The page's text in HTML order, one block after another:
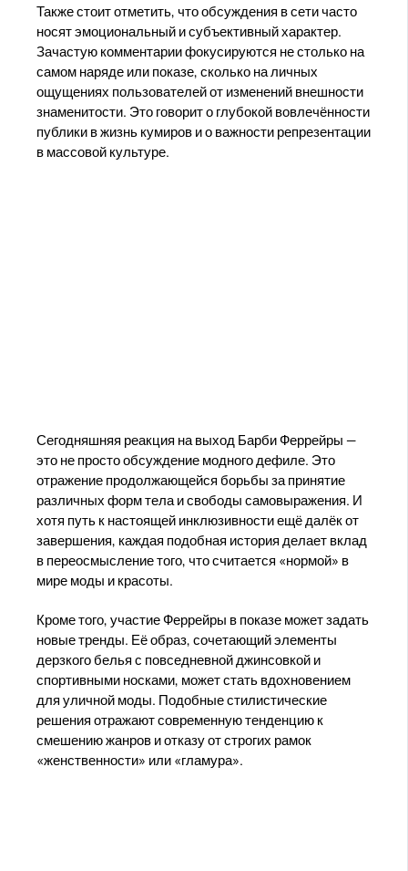
Также стоит отметить, что обсуждения в сети часто
носят эмоциональный и субъективный характер.
Зачастую комментарии фокусируются не столько на
самом наряде или показе, сколько на личных
ощущениях пользователей от изменений внешности
знаменитости. Это говорит о глубокой вовлечённости
публики в жизнь кумиров и о важности репрезентации
в массовой культуре.
Сегодняшняя реакция на выход Барби Феррейры —
это не просто обсуждение модного дефиле. Это
отражение продолжающейся борьбы за принятие
различных форм тела и свободы самовыражения. И
хотя путь к настоящей инклюзивности ещё далёк от
завершения, каждая подобная история делает вклад
в переосмысление того, что считается «нормой» в
мире моды и красоты.
Кроме того, участие Феррейры в показе может задать
новые тренды. Её образ, сочетающий элементы
дерзкого белья с повседневной джинсовкой и
спортивными носками, может стать вдохновением
для уличной моды. Подобные стилистические
решения отражают современную тенденцию к
смешению жанров и отказу от строгих рамок
«женственности» или «гламура».